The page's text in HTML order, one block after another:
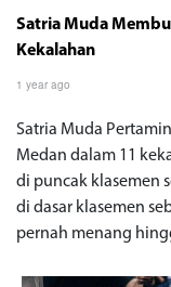
Satria Muda
Kekalahan
1 year ago
Satria Muda
Medan dalam 11
di puncak klasemen
di dasar klasemen
pernah menang